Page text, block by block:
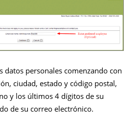
datos personales comenzando con
ciudad, estado y código postal,
y los últimos 4 dígitos de su
de su correo electrónico.